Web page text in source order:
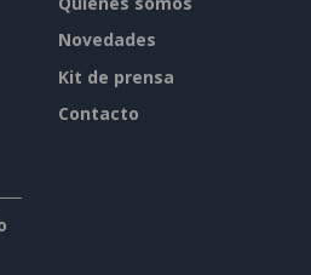
Novedades
Kit de prensa
Contacto